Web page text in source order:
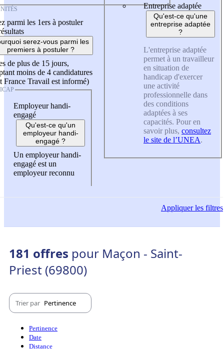
parmi les 1ers à postuler
serez-vous parmi les
premiers à postuler ?
de plus de 15 jours,
moins de 4 candidatures
France Travail est informé)
Employeur handi-
engagé
Qu'est-ce qu'un
employeur handi-
engagé ?
Un employeur handi-
engagé est un
employeur reconnu
Entreprise adaptée
Qu'est-ce qu'une
entreprise adaptée
?
L'entreprise adaptée
permet à un travailleur
en situation de
handicap d'exercer
une activité
professionnelle dans
des conditions
adaptées à ses
capacités. Pour en
savoir plus, consultez
le site de l’UNEA.
Appliquerles filtres
181 offres pour Maçon - Saint-
Priest (69800)
Trier par Pertinence
Pertinence
Date
Distance